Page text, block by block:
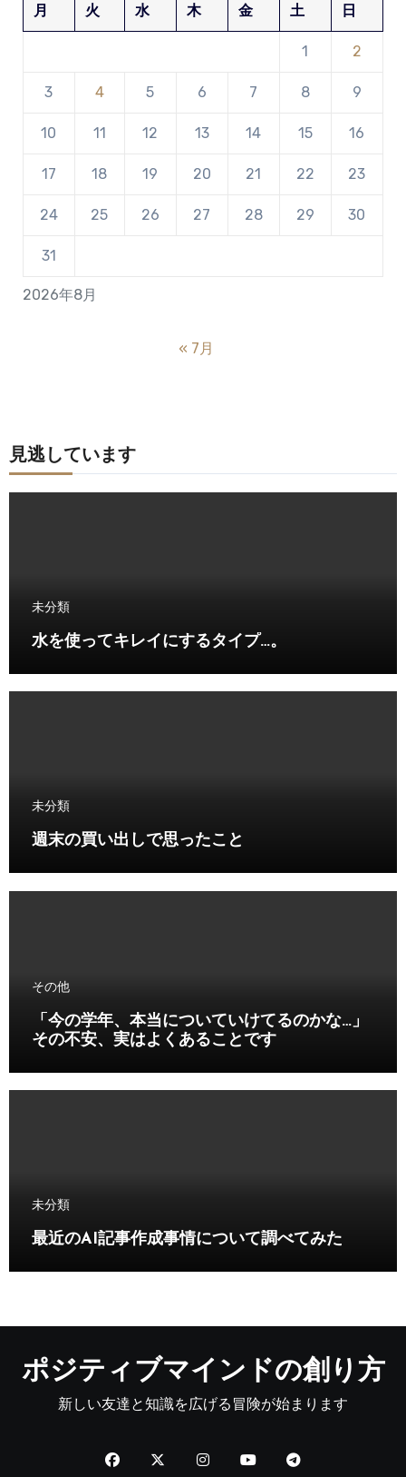
2026年8月
月 火 水 木 金 土 日
1 2
3 4 5 6 7 8 9
10 11 12 13 14 15 16
17 18 19 20 21 22 23
24 25 26 27 28 29 30
31
« 7月
見逃しています
未分類
水を使ってキレイにするタイプ…。
未分類
週末の買い出しで思ったこと
その他
「今の学年、本当についていけてるのかな…」
その不安、実はよくあることです
未分類
最近のAI記事作成事情について調べてみた
ポジティブマインドの創り方
新しい友達と知識を広げる冒険が始まります